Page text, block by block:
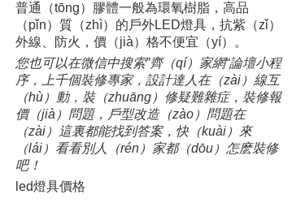
普通（tōng）膠體一般為環氧樹脂，高品
（pǐn）質（zhì）的戶外LED燈具，抗紫（zǐ）
外線、防火，價（jià）格不便宜（yí）。
您也可以在微信中搜索”齊（qí）家網“論壇小程
序，上千個裝修專家，設計達人在（zài）線互
（hù）動，裝（zhuāng）修疑難雜症，裝修報
價（jià）問題，戶型改造（zào）問題在
（zài）這裏都能找到答案，快（kuài）來
（lái）看看別人（rén）家都（dōu）怎麽裝修
吧！
led燈具價格